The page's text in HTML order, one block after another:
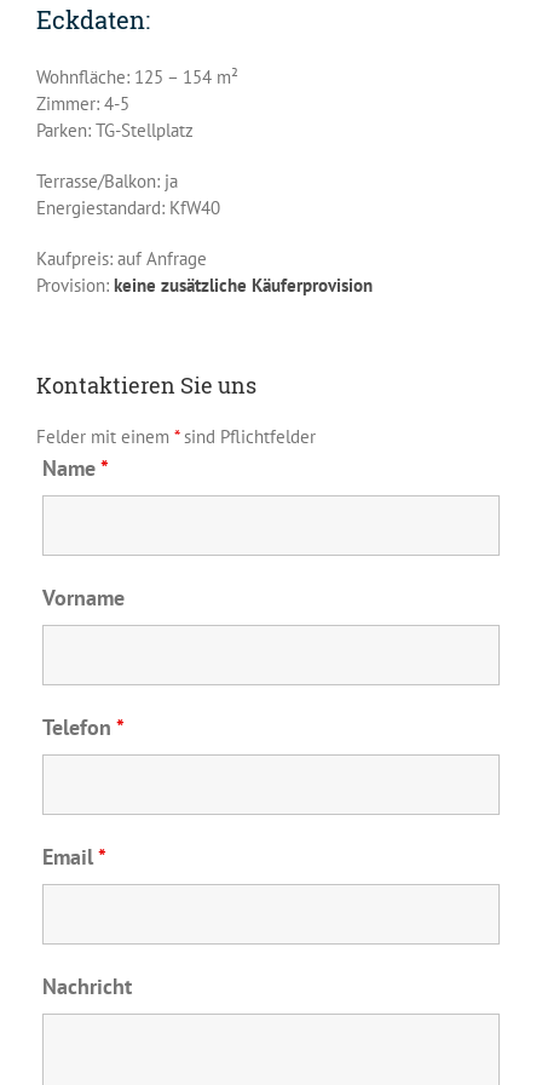
Eckdaten:
Wohnfläche: 125 – 154 m²
Zimmer: 4-5
Parken: TG-Stellplatz
Terrasse/Balkon: ja
Energiestandard: KfW40
Kaufpreis: auf Anfrage
Provision: keine zusätzliche Käuferprovision
Kontaktieren Sie uns
Felder mit einem *sind Pflichtfelder
Name*
Vorname
Telefon *
Email*
Nachricht